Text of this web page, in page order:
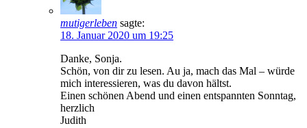
mutigerleben sagte:
18. Januar 2020 um 19:25
Danke, Sonja.
Schön, von dir zu lesen. Au ja, mach das Mal – würde
mich interessieren, was du davon hältst.
Einen schönen Abend und einen entspannten Sonntag,
herzlich
Judith